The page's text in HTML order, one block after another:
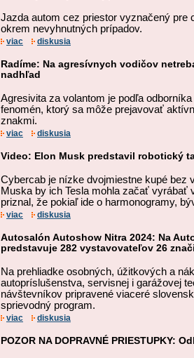
Jazda autom cez priestor vyznačený pre
okrem nevyhnutných prípadov.
viac diskusia
Radíme: Na agresívnych vodičov
nadhľad
Agresivita za volantom je podľa
fenomén, ktorý sa môže prejavovať
znakmi.
viac diskusia
Video: Elon Musk predstavil robotický
Cybercab je nízke dvojmiestne kupé bez
Muska by ich Tesla mohla začať vyrábať
priznal, že pokiaľ ide o harmonogramy,
viac diskusia
Autosalón Autoshow Nitra 2024: Na
predstavuje 282 vystavovateľov 26
Na prehliadke osobných, úžitkových a
autopríslušenstva, servisnej i garážovej
návštevníkov pripravené viaceré
sprievodný program.
viac diskusia
POZOR NA DOPRAVNÉ PRIESTUPKY: